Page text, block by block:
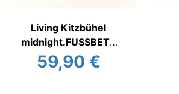
Living Kitzbühel
midnight.FUSSBETT
Hausschuh
59,90 €